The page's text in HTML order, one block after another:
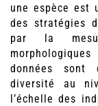
une espèce est
des stratégies
par la
données sont
diversité au
l’échelle des